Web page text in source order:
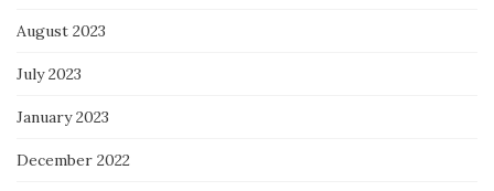
August 2023
July 2023
January 2023
December 2022